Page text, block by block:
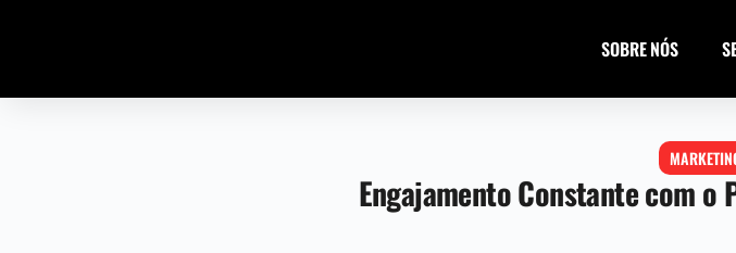
SOBRE NÓS
Engajamento Constante com o